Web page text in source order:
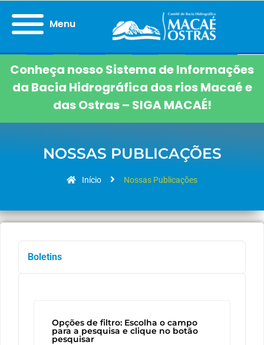
Menu
Conheça nosso Sistema de Informações
da Bacia Hidrográfica dos rios Macaé e
das Ostras – SIGA MACAÉ!
NOSSAS PUBLICAÇÕES
Início Nossas Publicações
Boletins
Opções de filtro: Escolha o campo
para a pesquisa e clique no botão
pesquisar